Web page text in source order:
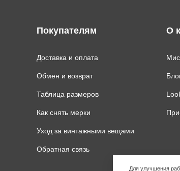
Покупателям
Доставка и оплата
Обмен и возврат
Таблица размеров
Как снять мерки
Уход за винтажными вещами
Обратная связь
О
Для улучшения